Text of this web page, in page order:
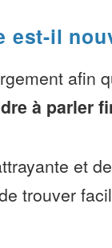
est-il
afin
à parler
et
trouver